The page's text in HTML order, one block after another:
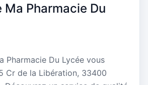
Ma Pharmacie Du
Pharmacie Du Lycée vous
Cr de la Libération, 33400